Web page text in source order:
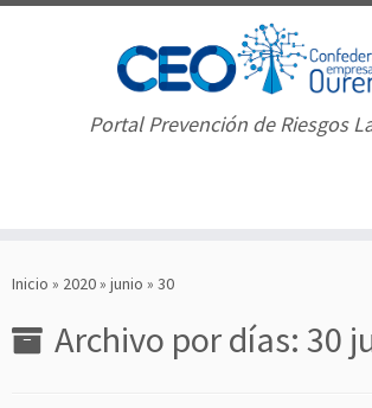
Portal Prevención de Riesgos
Inicio » 2020» junio » 30
Archivo por días: 30